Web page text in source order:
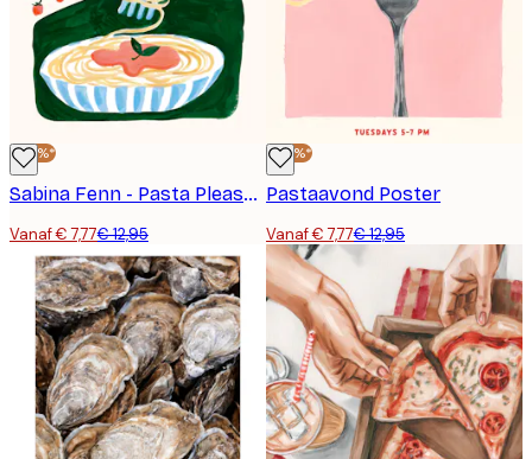
-40%*
Sabina Fenn - Pasta Please Poster
Vanaf € 7,77€ 12,95
-40%*
Pastaavond Poster
Vanaf € 7,77€ 12,95